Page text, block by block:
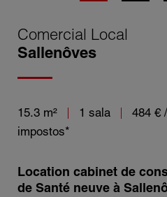
Comercial Local
Sallenôves
15.3 m² 1 sala 484 €
impostos*
Location cabinet de
de Santé neuve à